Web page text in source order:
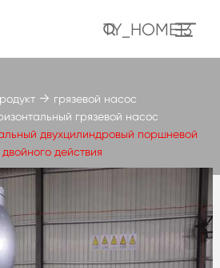
TY_HOME13
грязевой насос
грязевой насос
двухцилиндровый поршневой
действия